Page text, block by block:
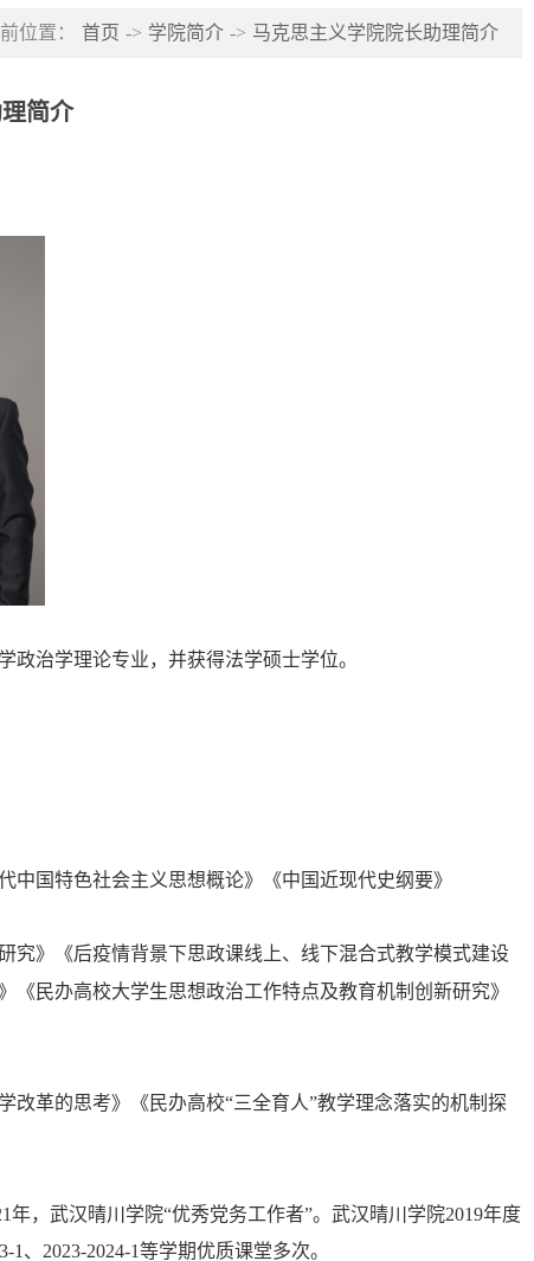
位置： 首页 -> 学院简介 -> 马克思主义学院院长助理简介
简介
政治学理论专业，并获得法学硕士学位。
中国特色社会主义思想概论》 《中国近现代史纲要》
究》《后疫情背景下思政课线上、线下混合式教学模式建设
民办高校大学生思想政治工作特点及教育机制创新研究》
改革的思考》《民办高校“三全育人”教学理念落实的机制探
年，武汉晴川学院“优秀党务工作者”。 武汉晴川学院2019年度
1 、 2023-2024-1等学期优质课堂多次。